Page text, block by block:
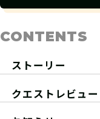
CONTENTS
ストーリー
クエストレビュー